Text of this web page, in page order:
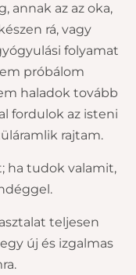
annak az az oka,
rá, vagy
folyamat
próbálom
haladok tovább
fordulok az isteni
rajtam.
ha tudok valamit,
teljesen
új és izgalmas